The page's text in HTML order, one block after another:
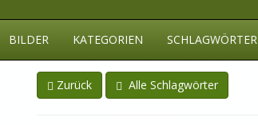
BILDER KATEGORIEN SCHLAGWÖRTER
Zurück Alle Schlagwörter